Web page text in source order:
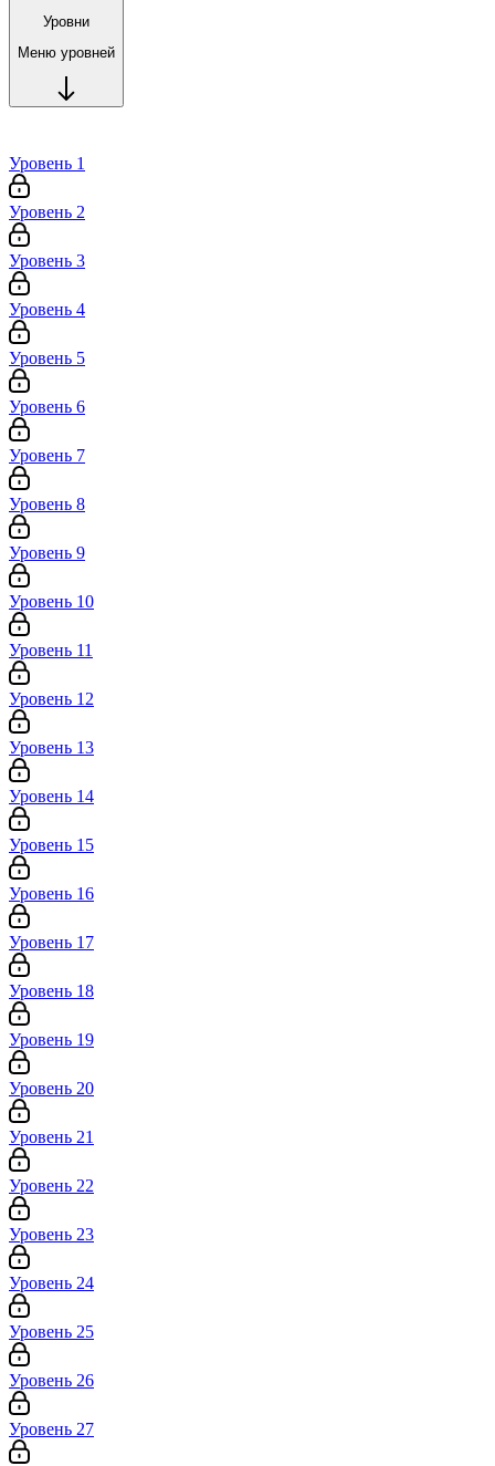
Уровни
Меню уровней
Уровень 1
Уровень 2
Уровень 3
Уровень 4
Уровень 5
Уровень 6
Уровень 7
Уровень 8
Уровень 9
Уровень 10
Уровень 11
Уровень 12
Уровень 13
Уровень 14
Уровень 15
Уровень 16
Уровень 17
Уровень 18
Уровень 19
Уровень 20
Уровень 21
Уровень 22
Уровень 23
Уровень 24
Уровень 25
Уровень 26
Уровень 27